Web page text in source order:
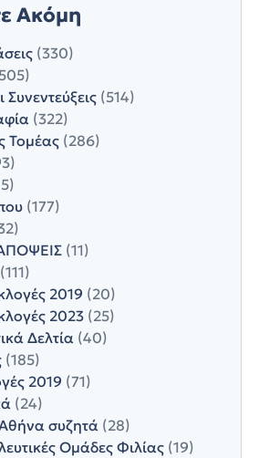
Ακόμη
(330)
(514)
(322)
Τομέας (286)
(177)
(11)
(111)
2019 (20)
2023 (25)
Δελτία (40)
(185)
2019 (71)
(24)
συζητά (28)
Ομάδες Φιλίας (19)